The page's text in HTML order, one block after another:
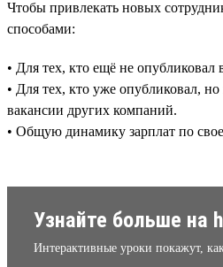
Чтобы привлекать новых
способами:
• Для тех, кто ещё не
• Для тех, кто уже опубликовал,
вакансии других компаний.
• Общую динамику зарплат по
Узнайте больше на
Интерактивные уроки покажут,